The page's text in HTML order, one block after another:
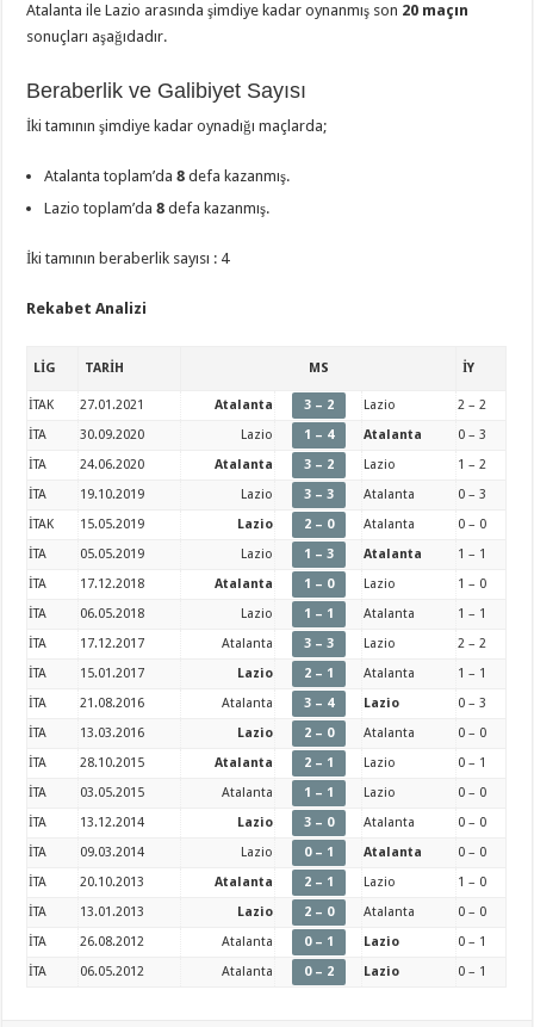
Atalanta ile Lazio arasında şimdiye kadar oynanmış son 20 maçın
sonuçları aşağıdadır.
Beraberlik ve Galibiyet Sayısı
İki tamının şimdiye kadar oynadığı maçlarda;
Atalanta toplam’da8 defa kazanmış.
Lazio toplam’da8 defa kazanmış.
İki tamının beraberlik sayısı : 4
Rekabet Analizi
LİG TARİH MS İY
İTAK 27.01.2021 Atalanta 3 – 2 Lazio
2 – 2
İTA
30.09.2020 Lazio 1 – 4 Atalanta
0 – 3
İTA
24.06.2020 Atalanta 3 – 2 Lazio
1 – 2
İTA
19.10.2019 Lazio 3 – 3 Atalanta
0 – 3
İTAK
15.05.2019 Lazio 2 – 0 Atalanta
0 – 0
İTA
05.05.2019 Lazio 1 – 3 Atalanta
1 – 1
İTA
17.12.2018 Atalanta 1 – 0 Lazio
1 – 0
İTA
06.05.2018 Lazio 1 – 1 Atalanta
1 – 1
İTA
17.12.2017 Atalanta 3 – 3 Lazio
2 – 2
İTA
15.01.2017 Lazio 2 – 1 Atalanta
1 – 1
İTA
21.08.2016 Atalanta 3 – 4 Lazio
0 – 3
İTA
13.03.2016 Lazio 2 – 0 Atalanta
0 – 0
İTA
28.10.2015 Atalanta 2 – 1 Lazio
0 – 1
İTA
03.05.2015 Atalanta 1 – 1 Lazio
0 – 0
İTA
13.12.2014 Lazio 3 – 0 Atalanta
0 – 0
İTA
09.03.2014 Lazio 0 – 1 Atalanta
0 – 0
İTA
20.10.2013 Atalanta 2 – 1 Lazio
1 – 0
İTA
13.01.2013 Lazio 2 – 0 Atalanta
0 – 0
İTA
26.08.2012 Atalanta 0 – 1 Lazio
0 – 1
İTA
06.05.2012 Atalanta 0 – 2 Lazio 0 – 1